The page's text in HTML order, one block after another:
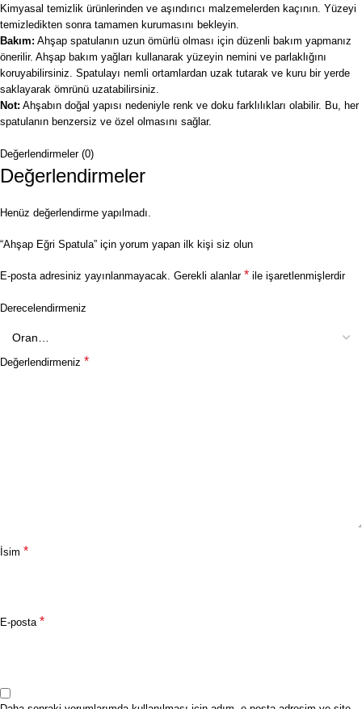
Kimyasal temizlik ürünlerinden ve aşındırıcı malzemelerden kaçının. Yüzeyi
temizledikten sonra tamamen kurumasını bekleyin.
Bakım: Ahşap spatulanın uzun ömürlü olması için düzenli bakım yapmanız
önerilir. Ahşap bakım yağları kullanarak yüzeyin nemini ve parlaklığını
koruyabilirsiniz. Spatulayı nemli ortamlardan uzak tutarak ve kuru bir yerde
saklayarak ömrünü uzatabilirsiniz.
Not: Ahşabın doğal yapısı nedeniyle renk ve doku farklılıkları olabilir. Bu, her
spatulanın benzersiz ve özel olmasını sağlar.
Değerlendirmeler (0)
Değerlendirmeler
Henüz değerlendirme yapılmadı.
“Ahşap Eğri Spatula” için yorum yapan ilk kişi siz olun
E-posta adresiniz yayınlanmayacak. Gerekli alanlar * ile işaretlenmişlerdir
Derecelendirmeniz
Değerlendirmeniz *
İsim *
E-posta *